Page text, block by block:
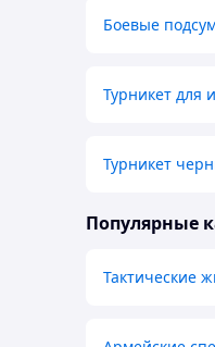
Боевые
Турникет для
Турникет
Популярные
Тактические